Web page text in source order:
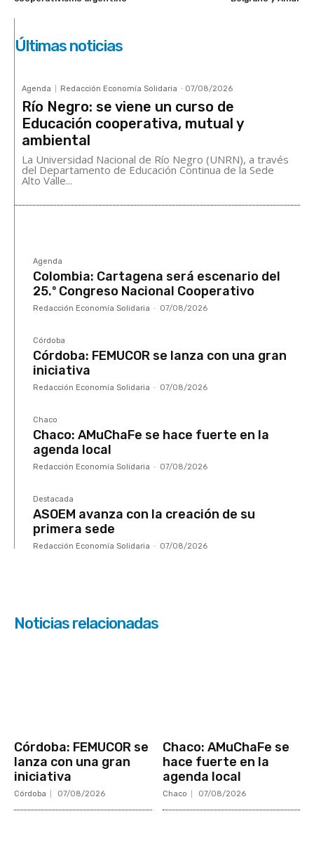
Últimas noticias
Agenda Redacción Economía Solidaria - 07/08/2026
Río Negro: se viene un curso de
Educación cooperativa, mutual y
ambiental
La Universidad Nacional de Río Negro (UNRN), a través
del Departamento de Educación Continua de la Sede
Alto Valle...
Agenda
Colombia: Cartagena será escenario del
25.º Congreso Nacional Cooperativo
Redacción Economía Solidaria - 07/08/2026
Córdoba
Córdoba: FEMUCOR se lanza con una gran
iniciativa
Redacción Economía Solidaria - 07/08/2026
Chaco
Chaco: AMuChaFe se hace fuerte en la
agenda local
Redacción Economía Solidaria - 07/08/2026
Destacada
ASOEM avanza con la creación de su
primera sede
Redacción Economía Solidaria - 07/08/2026
Noticias relacionadas
Córdoba: FEMUCOR se
lanza con una gran
iniciativa
Córdoba 07/08/2026
Chaco: AMuChaFe se
hace fuerte en la
agenda local
Chaco 07/08/2026